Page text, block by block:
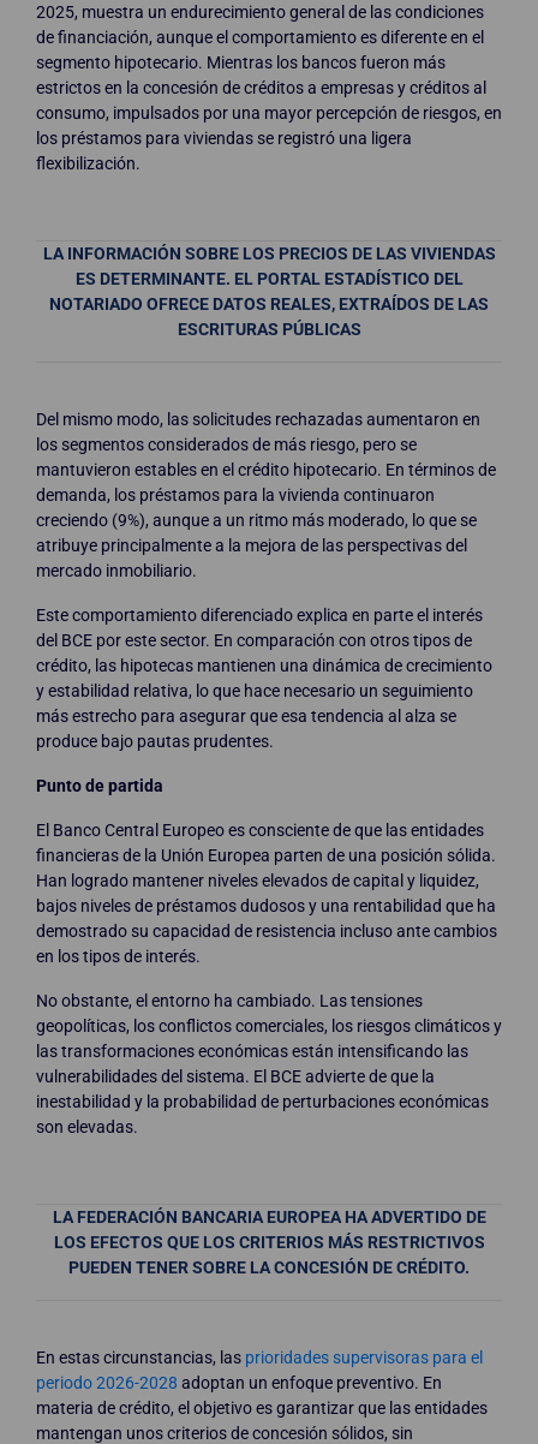
2025, muestra un endurecimiento general de las condiciones
de financiación, aunque el comportamiento es diferente en el
segmento hipotecario. Mientras los bancos fueron más
estrictos en la concesión de créditos a empresas y créditos al
consumo, impulsados por una mayor percepción de riesgos, en
los préstamos para viviendas se registró una ligera
flexibilización.
LA INFORMACIÓN SOBRE LOS PRECIOS DE LAS VIVIENDAS
ES DETERMINANTE. EL PORTAL ESTADÍSTICO DEL
NOTARIADO OFRECE DATOS REALES, EXTRAÍDOS DE LAS
ESCRITURAS PÚBLICAS
Del mismo modo, las solicitudes rechazadas aumentaron en
los segmentos considerados de más riesgo, pero se
mantuvieron estables en el crédito hipotecario. En términos de
demanda, los préstamos para la vivienda continuaron
creciendo (9%), aunque a un ritmo más moderado, lo que se
atribuye principalmente a la mejora de las perspectivas del
mercado inmobiliario.
Este comportamiento diferenciado explica en parte el interés
del BCE por este sector. En comparación con otros tipos de
crédito, las hipotecas mantienen una dinámica de crecimiento
y estabilidad relativa, lo que hace necesario un seguimiento
más estrecho para asegurar que esa tendencia al alza se
produce bajo pautas prudentes.
Punto de partida
El Banco Central Europeo es consciente de que las entidades
financieras de la Unión Europea parten de una posición sólida.
Han logrado mantener niveles elevados de capital y liquidez,
bajos niveles de préstamos dudosos y una rentabilidad que ha
demostrado su capacidad de resistencia incluso ante cambios
en los tipos de interés.
No obstante, el entorno ha cambiado. Las tensiones
geopolíticas, los conflictos comerciales, los riesgos climáticos y
las transformaciones económicas están intensificando las
vulnerabilidades del sistema. El BCE advierte de que la
inestabilidad y la probabilidad de perturbaciones económicas
son elevadas.
LA FEDERACIÓN BANCARIA EUROPEA HA ADVERTIDO DE
LOS EFECTOS QUE LOS CRITERIOS MÁS RESTRICTIVOS
PUEDEN TENER SOBRE LA CONCESIÓN DE CRÉDITO.
En estas circunstancias, las prioridades supervisoras para el
periodo 2026-2028 adoptan un enfoque preventivo. En
materia de crédito, el objetivo es garantizar que las entidades
mantengan unos criterios de concesión sólidos, sin